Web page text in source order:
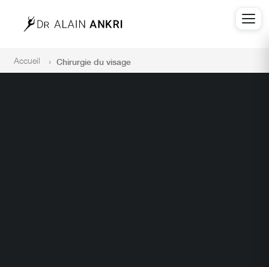
Accueil Chirurgie du visage